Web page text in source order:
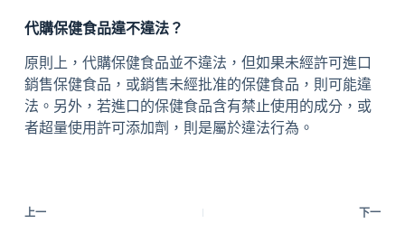
代購保健食品違不違法？
原則上，代購保健食品並不違法，但如果未經許可進口
銷售保健食品，或銷售未經批准的保健食品，則可能違
法。另外，若進口的保健食品含有禁止使用的成分，或
者超量使用許可添加劑，則是屬於違法行為。
上一 下一